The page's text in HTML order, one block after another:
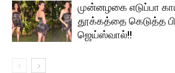
முன்னழகை எடுப்பா
தூக்கத்தை கெடுத்த
ஜெய்ஸ்வால்!!